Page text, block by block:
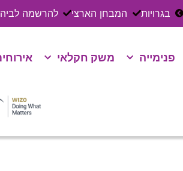
בגרויות המבחן הארצי להרשמה
פנימייה משק חקלאי